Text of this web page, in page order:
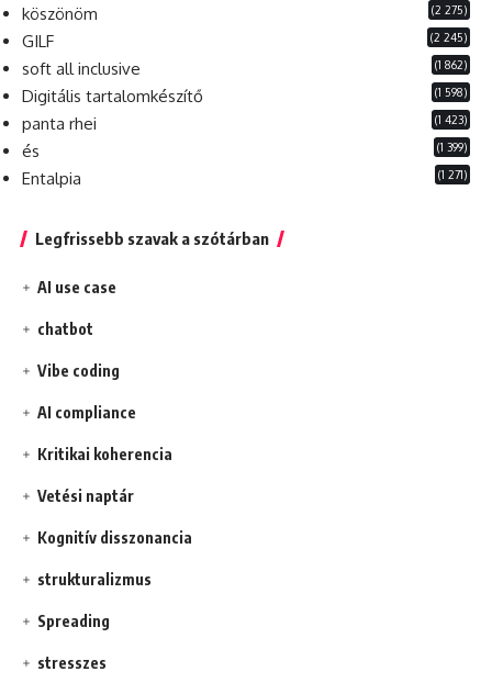
köszönöm (2 275)
GILF (2 245)
soft all inclusive (1 862)
Digitális tartalomkészítő (1 598)
panta rhei (1 423)
és (1 399)
Entalpia (1 271)
Legfrissebb szavak a szótárban
AI use case
chatbot
Vibe coding
AI compliance
Kritikai koherencia
Vetési naptár
Kognitív disszonancia
strukturalizmus
Spreading
stresszes